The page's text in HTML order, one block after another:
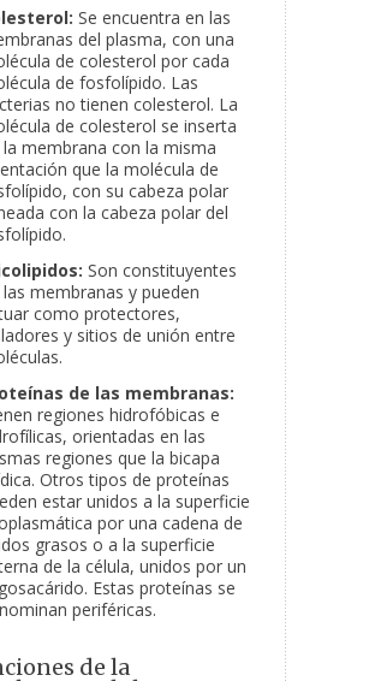
Se encuentra en las
del plasma, con una
de colesterol por cada
de fosfolípido. Las
no tienen colesterol. La
de colesterol se inserta
la membrana con la misma
que la molécula de
con su cabeza polar
con la cabeza polar del
Son constituyentes
las membranas y pueden
como protectores,
y sitios de unión entre
de las membranas:
regiones hidrofóbicas e
orientadas en las
regiones que la bicapa
Otros tipos de proteínas
estar unidos a la superficie
por una cadena de
grasos o a la superficie
de la célula, unidos por un
Estas proteínas se
periféricas.
de la